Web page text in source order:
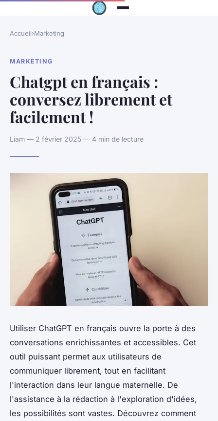
Accueil›Marketing
MARKETING
Chatgpt en français :
conversez librement et
facilement !
Liam — 2 février 2025 — 4 min de lecture
Utiliser ChatGPT en français ouvre la porte à des
conversations enrichissantes et accessibles. Cet
outil puissant permet aux utilisateurs de
communiquer librement, tout en facilitant
l'interaction dans leur langue maternelle. De
l'assistance à la rédaction à l'exploration d'idées,
les possibilités sont vastes. Découvrez comment